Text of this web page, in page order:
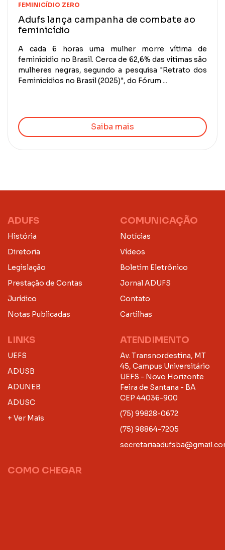
FEMINICÍDIO ZERO
Adufs lança campanha de combate ao
feminicídio
A cada 6 horas uma mulher morre vítima de
feminicídio no Brasil. Cerca de 62,6% das vítimas são
mulheres negras, segundo a pesquisa "Retrato dos
Feminicídios no Brasil (2025)", do Fórum ...
Saiba mais
ADUFS
História
Diretoria
Legislação
Prestação de Contas
Jurídico
Notas Publicadas
COMUNICAÇÃO
Notícias
Vídeos
Boletim Eletrônico
Jornal ADUFS
Contato
Cartilhas
LINKS
UEFS
ADUSB
ADUNEB
ADUSC
+ Ver Mais
COMO CHEGAR
ATENDIMENTO
Av. Transnordestina, MT
45, Campus Universitário
UEFS - Novo Horizonte
Feira de Santana - BA
CEP 44036-900
(75) 99828-0672
(75) 98864-7205